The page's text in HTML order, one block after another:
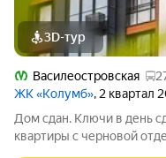
3D-тур
Василеостровская
ЖК «Колумб», 2 квартал
Дом сдан. Ключи в день
квартиры с черновой